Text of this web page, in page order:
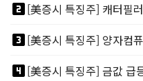
looks_two
looks_3
looks_4